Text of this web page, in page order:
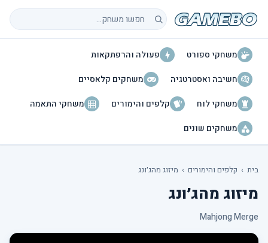
חיפוש משחקים
משחקי ספורט
פעולה והרפתקאות
חשיבה ואסטרטגיה
משחקים קלאסיים
משחקי לוח
קלפים והימורים
משחקי התאמה
משחקים שונים
בית › קלפים והימורים › מיזוג מהג׳ונג
מיזוג מהג׳ונג
Mahjong Merge